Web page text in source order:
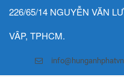
226/65/14 NGUYỄN VĂN
VÂP, TPHCM.